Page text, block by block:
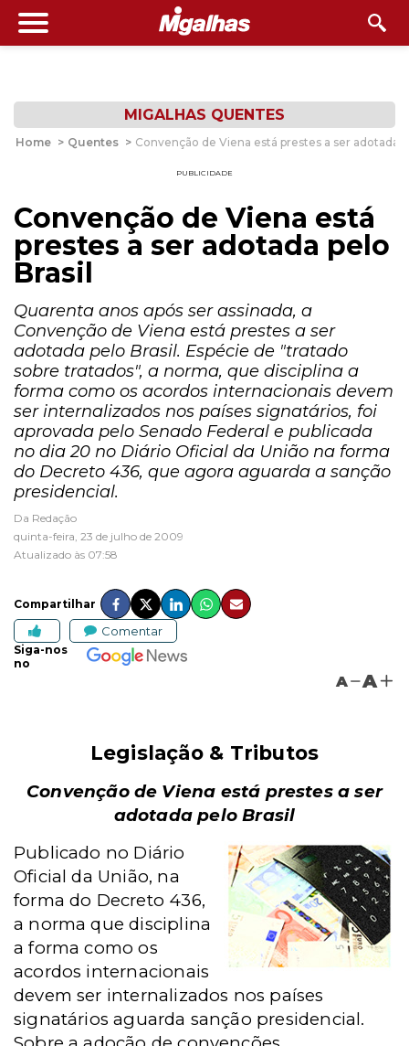
MIGALHAS QUENTES
Home > Quentes > Convenção de Viena está prestes a ser adotada
PUBLICIDADE
Convenção de Viena está
prestes a ser adotada pelo
Brasil
Quarenta anos após ser assinada, a
Convenção de Viena está prestes a ser
adotada pelo Brasil. Espécie de "tratado
sobre tratados", a norma, que disciplina a
forma como os acordos internacionais devem
ser internalizados nos países signatários, foi
aprovada pelo Senado Federal e publicada
no dia 20 no Diário Oficial da União na forma
do Decreto 436, que agora aguarda a sanção
presidencial.
Da Redação
quinta-feira, 23 de julho de 2009
Atualizado às 07:58
Compartilhar
Comentar
Siga-nos
no
A A
Legislação & Tributos
Convenção de Viena está prestes a ser
adotada pelo Brasil
Publicado no Diário
Oficial da União, na
forma do Decreto 436,
a norma que disciplina
a forma como os
acordos internacionais
devem ser internalizados nos países
signatários aguarda sanção presidencial.